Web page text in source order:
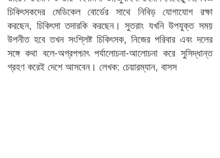
চিকিৎসকদের মেডিকেল বোর্ডের সাথে নিবিড় যোগাযোগ রক্ষা
করছেন, চিকিৎসা তদারকি করছেন। সুতরাং যখনি উপযুক্ত সময়
উপনীত হবে তখন সংশ্লিষ্ট চিকিৎসক, নিজের পরিবার এবং দলের
সঙ্গে কথা বলে-অগ্রপশ্চাৎ পর্যালোচনা-আলোচনা করে সুসিদ্ধান্ত
গ্রহণ করেই দেশে আসবেন। লেখক: চেয়ারম্যান, বাসস